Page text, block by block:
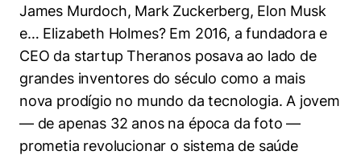
Engenharia Mecânica
Engenharia Mecatrônica
Direito
Economia
Negócios
James Murdoch, Mark Zuckerberg, Elon Musk
e… Elizabeth Holmes? Em 2016, a fundadora e
CEO da startup Theranos posava ao lado de
grandes inventores do século como a mais
nova prodígio no mundo da tecnologia. A jovem
— de apenas 32 anos na época da foto —
prometia revolucionar o sistema de saúde